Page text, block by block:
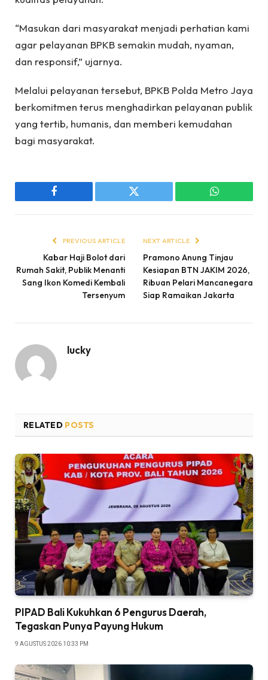
“Masukan dari masyarakat menjadi perhatian kami
agar pelayanan BPKB semakin mudah, nyaman,
dan responsif,” ujarnya.
Melalui pelayanan tersebut, BPKB Polda Metro Jaya
berkomitmen terus menghadirkan pelayanan publik
yang tertib, humanis, dan memberi kemudahan
bagi masyarakat.
Facebook Twitter WhatsApp
PREVIOUS ARTICLE
Kabar Haji Bolot dari
Rumah Sakit, Publik Menanti
Sang Ikon Komedi Kembali
Tersenyum
NEXT ARTICLE
Pramono Anung Tinjau
Kesiapan BTN JAKIM 2026,
Ribuan Pelari Mancanegara
Siap Ramaikan Jakarta
lucky
RELATED POSTS
PIPAD Bali Kukuhkan 6 Pengurus Daerah,
Tegaskan Punya Payung Hukum
9 AGUSTUS 2026 10:33 PM